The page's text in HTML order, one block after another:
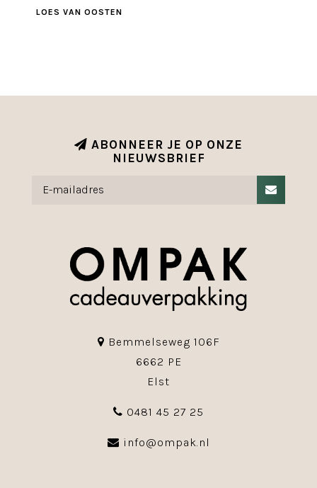
LOES VAN OOSTEN
ABONNEER JE OP ONZE
NIEUWSBRIEF
Bemmelseweg 106F
6662 PE
Elst
0481 45 27 25
info@ompak.nl